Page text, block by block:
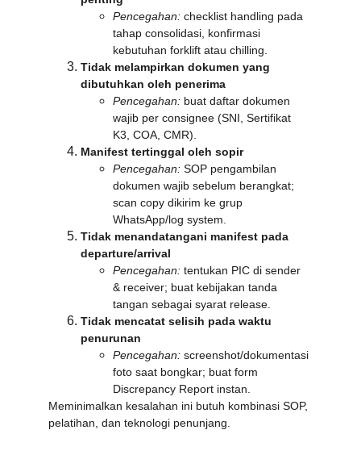
Pencegahan: checklist handling pada
tahap consolidasi, konfirmasi
kebutuhan forklift atau chilling.
Tidak melampirkan dokumen yang
dibutuhkan oleh penerima
Pencegahan: buat daftar dokumen
wajib per consignee (SNI, Sertifikat
K3, COA, CMR).
Manifest tertinggal oleh sopir
Pencegahan: SOP pengambilan
dokumen wajib sebelum berangkat;
scan copy dikirim ke grup
WhatsApp/log system.
Tidak menandatangani manifest pada
departure/arrival
Pencegahan: tentukan PIC di sender
& receiver; buat kebijakan tanda
tangan sebagai syarat release.
Tidak mencatat selisih pada waktu
penurunan
Pencegahan: screenshot/dokumentasi
foto saat bongkar; buat form
Discrepancy Report instan.
Meminimalkan kesalahan ini butuh kombinasi SOP,
pelatihan, dan teknologi penunjang.